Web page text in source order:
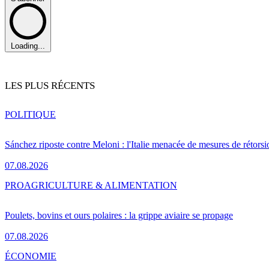
Loading...
LES PLUS RÉCENTS
Sánchez riposte contre Meloni : l'Italie menacée de mesures de
07.08.2026
POLITIQUE
Poulets, bovins et ours polaires : la grippe aviaire se propage
07.08.2026
PROAGRICULTURE & ALIMENTATION
ÉCONOMIE